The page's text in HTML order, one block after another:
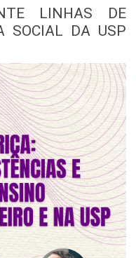
LINHAS DE
SOCIAL DA USP